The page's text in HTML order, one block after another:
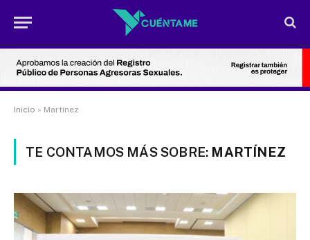
Inicio » Martínez
TE CONTAMOS MÁS SOBRE: MARTÍNEZ